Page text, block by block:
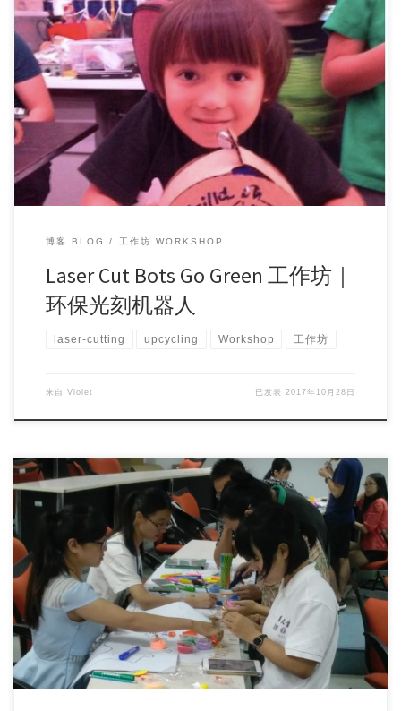
Workshop Topic: Green Laser(ed) Lantern Time: Sess […]
博客 BLOG 工作坊 WORKSHOP
Laser Cut Bots Go Green 工作坊｜
环保光刻机器人
laser-cutting upcycling Workshop 工作坊
来自 Violet 已发表 2017年10月28日
工作坊名称：结合教育的逃脱游戏设计 Escape Game Jam with
education p […]